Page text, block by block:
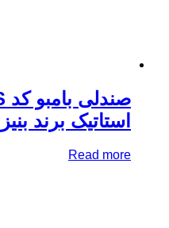
برند بنیزان
Read